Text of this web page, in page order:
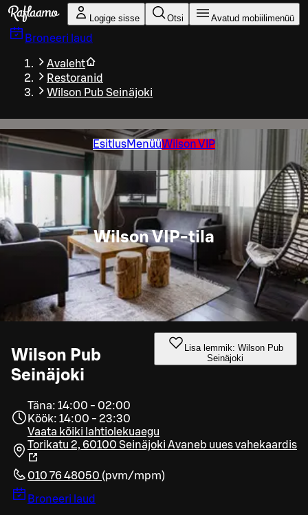
Liigu peamise sisu juurde
Logige sisse Otsi Avatud mobiilimenüü
Broneeri laud
Avaleht
Restoranid
Wilson Pub Seinäjoki
EsitlusMenüüWilson VIP
Wilson VIP-tila
Wilson Pub
Seinäjoki
Lisa lemmik: Wilson Pub
Seinäjoki
Täna: 14:00 - 02:00
Köök: 14:00 - 23:30
Vaata kõiki lahtiolekuaegu
Torikatu 2, 60100 Seinäjoki Avaneb uues vahekaardis
010 76 48050 (pvm/mpm)
Broneeri laud